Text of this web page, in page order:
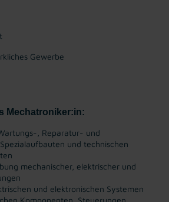
Gewerbe
Mechatroniker:in:
, Reparatur- und
und technischen
mechanischer, elektrischer und
und elektronischen Systemen
Komponenten, Steuerungen,